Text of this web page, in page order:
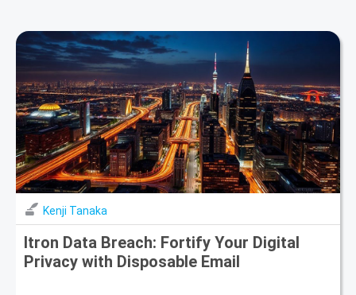
Kenji Tanaka
Itron Data Breach: Fortify Your Digital
Privacy with Disposable Email